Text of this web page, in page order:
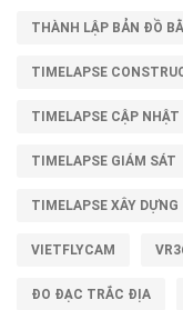
THÀNH LẬP BẢN ĐỒ
TIMELAPSE
TIMELAPSE CẬP
TIMELAPSE GIÁM SÁT
TIMELAPSE XÂY DỰNG
VIETFLYCAM
ĐO ĐẠC TRẮC ĐỊA